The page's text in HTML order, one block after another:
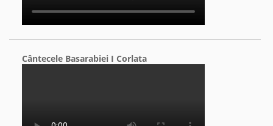
Cântecele Basarabiei I Corlata